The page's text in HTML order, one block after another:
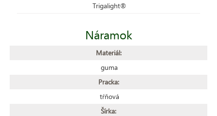
Trigalight®
Náramok
Materiál:
guma
Pracka:
tŕňová
Šírka: